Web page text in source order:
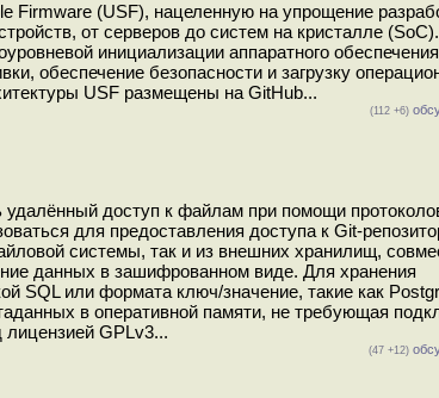
Firmware (USF), нацеленную на упрощение
от серверов до систем на кристалле
инициализации аппаратного
обеспечение безопасности и загрузку
USF размещены на GitHub...
(112 +6)
доступ к файлам при помощи
для предоставления доступа к Git-
системы, так и из внешних хранилищ,
данных в зашифрованном виде. Для хранения
SQL или формата ключ/значение, такие как
в оперативной памяти, не требующая
лицензией GPLv3...
(47 +12)